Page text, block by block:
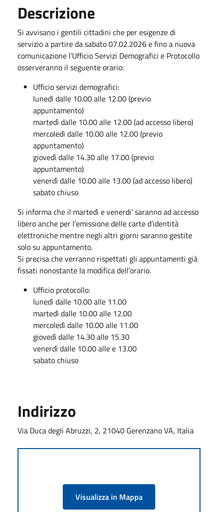
Descrizione
Si avvisano i gentili cittadini che per esigenze di
servizio a partire da sabato 07.02.2026 e fino a nuova
comunicazione l’Ufficio Servizi Demografici e Protocollo
osserveranno il seguente orario:
Ufficio servizi demografici:
lunedì dalle 10.00 alle 12.00 (previo
appuntamento)
martedì dalle 10.00 alle 12.00 (ad accesso libero)
mercoledì dalle 10.00 alle 12.00 (previo
appuntamento)
giovedì dalle 14.30 alle 17.00 (previo
appuntamento)
venerdì dalle 10.00 alle 13.00 (ad accesso libero)
sabato chiuso
Si informa che il martedì e venerdi’ saranno ad accesso
libero anche per l’emissione delle carte d’identità
elettroniche mentre negli altri giorni saranno gestite
solo su appuntamento.
Si precisa che verranno rispettati gli appuntamenti già
fissati nonostante la modifica dell’orario.
Ufficio protocollo:
lunedì dalle 10.00 alle 11.00
martedì dalle 10.00 alle 12.00
mercoledì dalle 10.00 alle 11.00
giovedì dalle 14.30 alle 15.30
venerdì dalle 10.00 alle e 13.00
sabato chiuso
Indirizzo
Via Duca degli Abruzzi, 2, 21040 Gerenzano VA, Italia
Visualizza in Mappa